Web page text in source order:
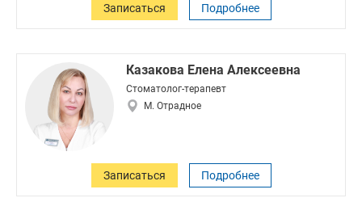
Записаться Подробнее
Казакова Елена Алексеевна
Стоматолог-терапевт
М. Отрадное
Записаться Подробнее